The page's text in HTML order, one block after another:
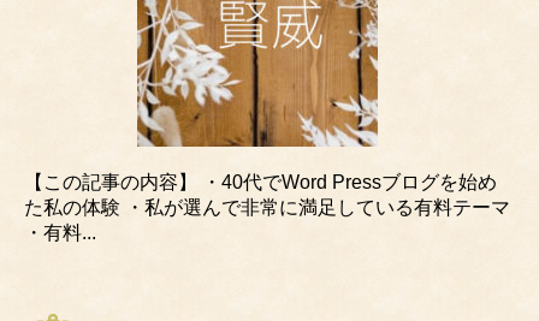
【この記事の内容】 ・40代でWord Pressブログを始め
た私の体験 ・私が選んで非常に満足している有料テーマ
・有料...